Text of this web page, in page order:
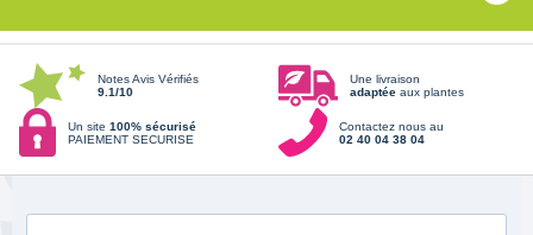
Notes Avis Vérifiés
9.1/10
Une livraison
adaptée aux plantes
Un site 100% sécurisé
PAIEMENT SECURISE
Contactez nous au
02 40 04 38 04